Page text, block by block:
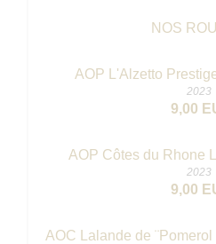
NOS
AOP L'Alzetto
2023
9,00
AOP Côtes du Rhone
2023
9,00
AOC Lalande de